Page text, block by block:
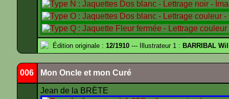
Édition originale : 12/1910 --- Illustrateur 1 : BARRIBAL
006 Mon Oncle et mon Curé
Jean de la BRÈTE